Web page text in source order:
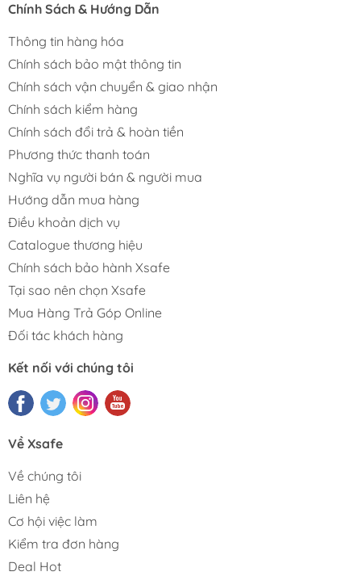
Chính Sách & Hướng Dẫn
Thông tin hàng hóa
Chính sách bảo mật thông tin
Chính sách vận chuyển & giao nhận
Chính sách kiểm hàng
Chính sách đổi trả & hoàn tiền
Phương thức thanh toán
Nghĩa vụ người bán & người mua
Hướng dẫn mua hàng
Điều khoản dịch vụ
Catalogue thương hiệu
Chính sách bảo hành Xsafe
Tại sao nên chọn Xsafe
Mua Hàng Trả Góp Online
Đối tác khách hàng
Kết nối với chúng tôi
Về Xsafe
Về chúng tôi
Liên hệ
Cơ hội việc làm
Kiểm tra đơn hàng
Deal Hot